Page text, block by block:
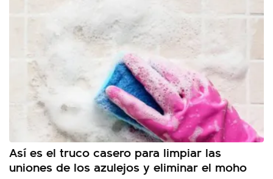
Así es el truco casero para limpiar las
uniones de los azulejos y eliminar el moho